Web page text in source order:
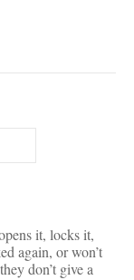
it, locks it,
again, or won’t
don’t give a